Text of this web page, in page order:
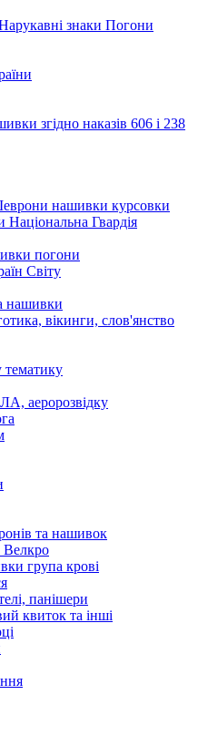
знаки Погони
згідно наказів 606 і 238
нашивки курсовки
Гвардія
погони
Світу
нашивки
вікинги, слов'янство
аеророзвідку
та нашивок
Велкро
група крові
панішери
квиток та інші